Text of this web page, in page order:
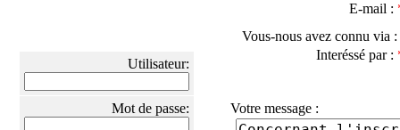
Utilisateur:
Mot de passe:
E-mail :
Vous-nous avez connu via
Interéssé par :
Votre message :